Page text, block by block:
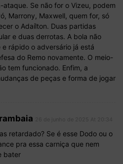
Se não for o Vizeu, podem
Marrony, Maxwell, quem for, só
o Adaílton. Duas partidas
e duas derrotas. A bola não
rápido o adversário já está
do Remo novamente. O meio-
tem funcionado. Enfim, a
de peças e forma de jogar
retardado? Se é esse Dodo ou o
pra essa carniça que nem
bater